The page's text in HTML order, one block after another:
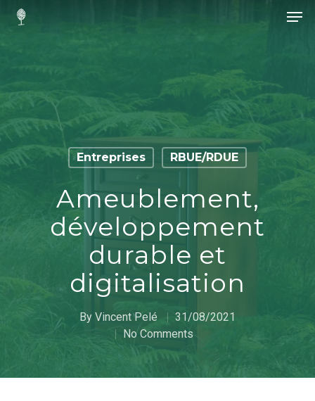
Entreprises RBUE/RDUE
Ameublement,
développement
durable et
digitalisation
By Vincent Pelé
31/08/2021
No Comments